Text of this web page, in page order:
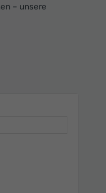
– unsere